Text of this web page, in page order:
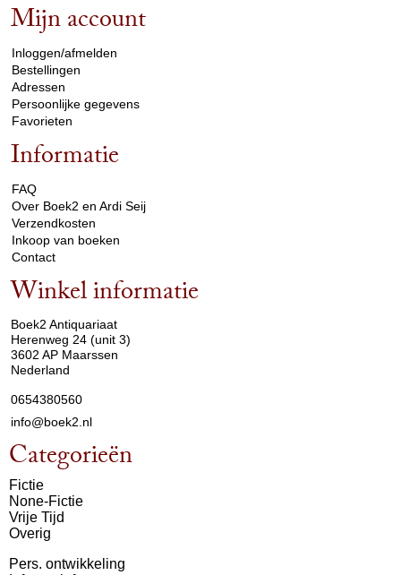
Mijn account
Inloggen/afmelden
Bestellingen
Adressen
Persoonlijke gegevens
Favorieten
Informatie
FAQ
Over Boek2 en Ardi Seij
Verzendkosten
Inkoop van boeken
Contact
Winkel informatie
Boek2 Antiquariaat
Herenweg 24 (unit 3)
3602 AP Maarssen
Nederland
0654380560
info@boek2.nl
Categorieën
Fictie
None-Fictie
Vrije Tijd
Overig
Pers. ontwikkeling